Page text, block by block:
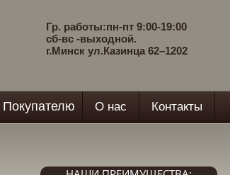
Гр. работы:пн-пт 9:00-19:00
сб-вс -выходной.
г.Минск ул.Казинца 62–1202
Покупателю О нас Контакты